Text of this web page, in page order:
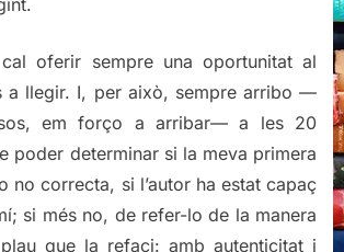
oferir sempre una oportunitat al
a llegir. I, per això, sempre arribo —
em forço a arribar— a les 20
poder determinar si la meva primera
no correcta, si l’autor ha estat capaç
si més no, de refer-lo de la manera
que la refaci: amb autenticitat i